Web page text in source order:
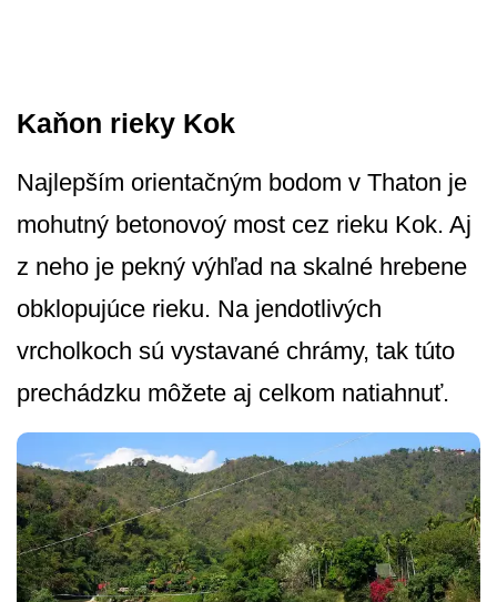
Kaňon rieky Kok
Najlepším orientačným bodom v Thaton je
mohutný betonovoý most cez rieku Kok. Aj
z neho je pekný výhľad na skalné hrebene
obklopujúce rieku. Na jendotlivých
vrcholkoch sú vystavané chrámy, tak túto
prechádzku môžete aj celkom natiahnuť.